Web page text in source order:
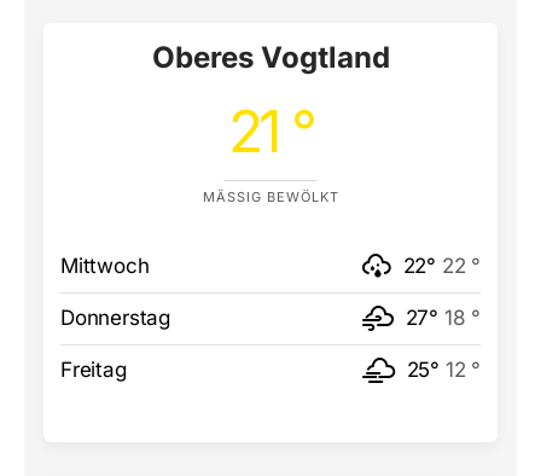
Oberes Vogtland
21 °
MÄSSIG BEWÖLKT
Mittwoch 22° 22 °
Donnerstag 27° 18 °
Freitag 25° 12 °